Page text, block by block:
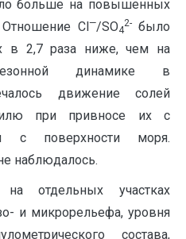
больше на повышенных
Отношение Сl—/SO4
2-было
в 2,7 раза ниже, чем на
динамике в
движение солей
при привносе их с
с поверхности моря.
наблюдалось.
отдельных участках
и микрорельефа, уровня
состава,